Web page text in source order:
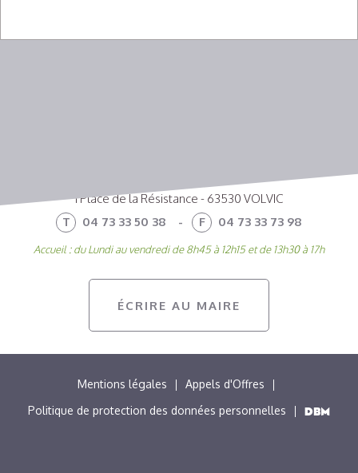
ÉCRIRE AU MAIRE
1 Place de la Résistance - 63530 VOLVIC
T
04 73 33 50 38 - F 04 73 33 73 98
Accueil : du Lundi au vendredi de 8h45 à 12h15 et de 13h30 à 17h
MENU
PIED
Mentions légales
Appels d'Offres
Politique de protection des données personnelles